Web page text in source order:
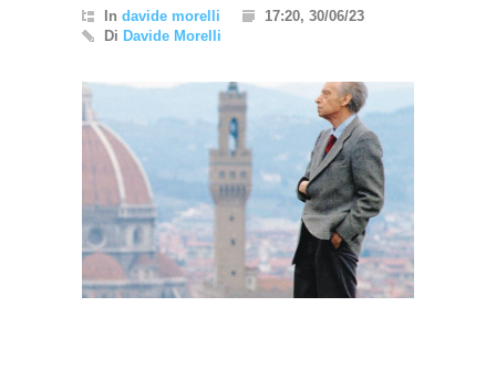
In davide morelli
17:20, 30/06/23
Di Davide Morelli